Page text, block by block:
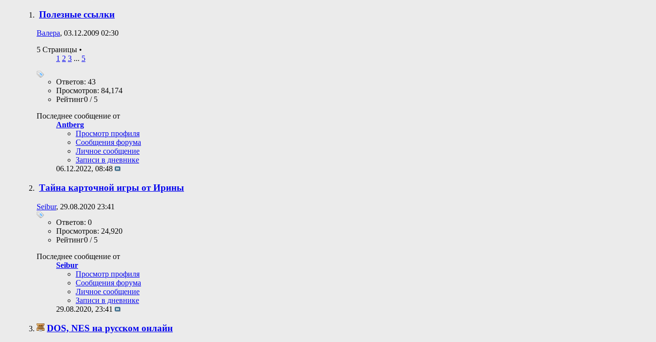
Полезные ссылки
Валера, 03.12.2009 02:30
5 Страницы •
1 2 3 ... 5
Ответов: 43
Просмотров: 84,174
Рейтинг0 / 5
Последнее сообщение от
Antberg
Просмотр профиля
Сообщения форума
Личное сообщение
Записи в дневнике
06.12.2022, 08:48
Тайна карточной игры от Ирины
Seibur, 29.08.2020 23:41
Ответов: 0
Просмотров: 24,920
Рейтинг0 / 5
Последнее сообщение от
Seibur
Просмотр профиля
Сообщения форума
Личное сообщение
Записи в дневнике
29.08.2020, 23:41
DOS, NES на русском онлайн